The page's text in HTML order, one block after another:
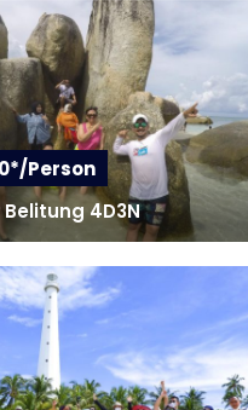
Person
4D3N